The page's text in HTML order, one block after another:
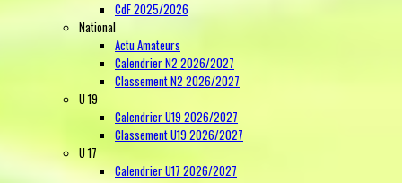
CdF 2025/2026
National
Actu Amateurs
Calendrier N2 2026/2027
Classement N2 2026/2027
U 19
Calendrier U19 2026/2027
Classement U19 2026/2027
U 17
Calendrier U17 2026/2027